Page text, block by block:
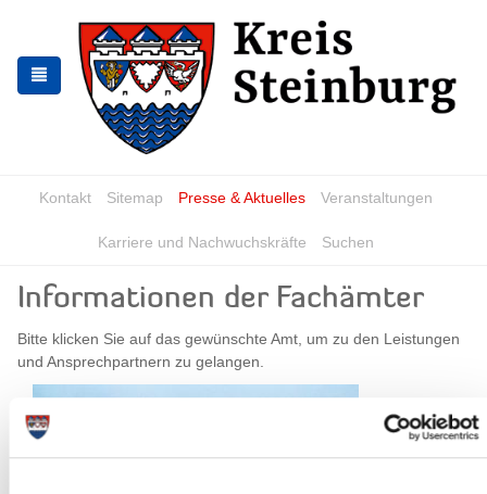
the
navigation
the
content
Kontakt Sitemap Presse & Aktuelles Veranstaltungen
Karriere und Nachwuchskräfte Suchen
Informationen der Fachämter
Bitte klicken Sie auf das gewünschte Amt, um zu den Leistungen
und Ansprechpartnern zu gelangen.